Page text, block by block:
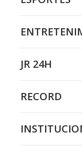
JR 24H
RECORD